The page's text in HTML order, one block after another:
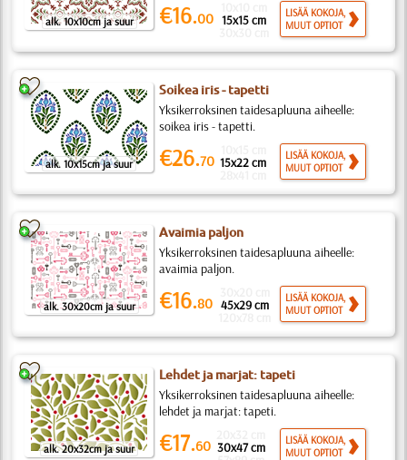
alk. 10x10cm ja suur €16.00 15x15 cm
LISÄÄ KOKOJA,
MUUT OPTIOT
alk. 10x15cm ja suur
Soikea iris - tapetti
Yksikerroksinen taidesapluuna aiheelle:
soikea iris - tapetti.
€26.70 15x22 cm
LISÄÄ KOKOJA,
MUUT OPTIOT
alk. 30x20cm ja suur
Avaimia paljon
Yksikerroksinen taidesapluuna aiheelle:
avaimia paljon.
€16.80 45x29 cm
LISÄÄ KOKOJA,
MUUT OPTIOT
alk. 20x32cm ja suur
Lehdet ja marjat: tapeti
Yksikerroksinen taidesapluuna aiheelle:
lehdet ja marjat: tapeti.
€17.60 30x47 cm
LISÄÄ KOKOJA,
MUUT OPTIOT